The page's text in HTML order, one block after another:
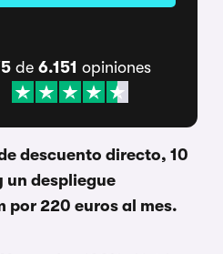
de 6.151 opiniones
descuento directo, 10
un despliegue
por 220 euros al mes.